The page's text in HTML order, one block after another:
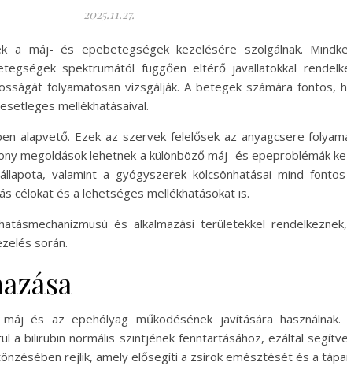
2025.11.27.
máj- és epebetegségek kezelésére szolgálnak.
spektrumától függően eltérő javallatokkal
folyamatosan vizsgálják. A betegek számára fontos,
mellékhatásaival.
alapvető. Ezek az szervek felelősek az anyagcsere
megoldások lehetnek a különböző máj- és epeproblémák
valamint a gyógyszerek kölcsönhatásai mind
célokat és a lehetséges mellékhatásokat is.
és alkalmazási területekkel
során.
és az epehólyag működésének javítására
a bilirubin normális szintjének fenntartásához, ezáltal
rejlik, amely elősegíti a zsírok emésztését és a